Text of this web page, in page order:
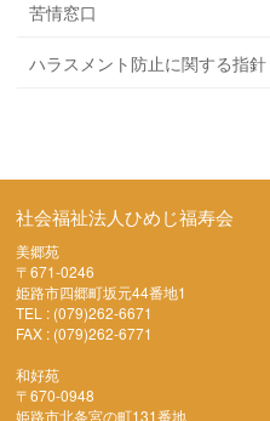
苦情窓口
ハラスメント防止に関する指針
社会福祉法人ひめじ福寿会
美郷苑
〒671-0246
姫路市四郷町坂元44番地1
TEL : (079)262-6671
FAX : (079)262-6771
和好苑
〒670-0948
姫路市北条宮の町131番地